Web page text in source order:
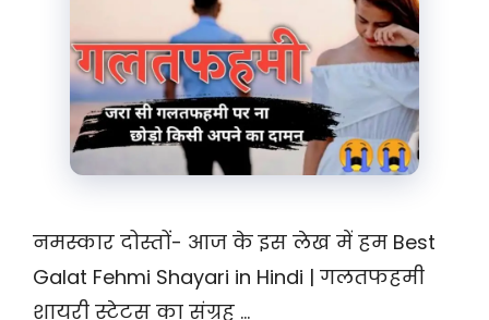
नमस्कार दोस्तों- आज के इस लेख में हम Best
Galat Fehmi Shayari in Hindi | गलतफहमी
शायरी स्टेटस का संग्रह …